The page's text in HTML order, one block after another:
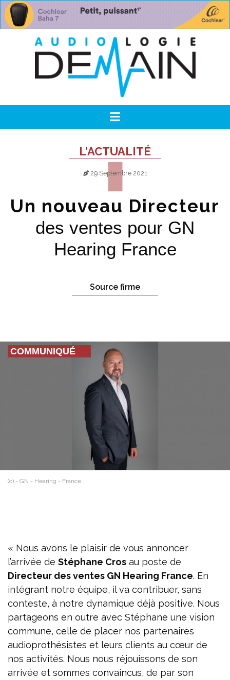
L'ACTUALITÉ
29 Septembre 2021
Un nouveau Directeur
des ventes pour GN
Hearing France
Source firme
COMMUNIQUÉ
(c) - GN - Hearing - France
« Nous avons le plaisir de vous annoncer
l’arrivée de Stéphane Cros au poste de
Directeur des ventes GN Hearing France. En
intégrant notre équipe, il va contribuer, sans
conteste, à notre dynamique déjà positive. Nous
partageons en outre avec Stéphane une vision
commune, celle de placer nos partenaires
audioprothésistes et leurs clients au cœur de
nos activités. Nous nous réjouissons de son
arrivée et sommes convaincus, de par son